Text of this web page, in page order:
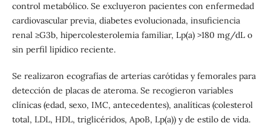
control metabólico. Se excluyeron pacientes con enfermedad
cardiovascular previa, diabetes evolucionada, insuficiencia
renal ≥G3b, hipercolesterolemia familiar, Lp(a) >180 mg/dL o
sin perfil lipídico reciente.
Se realizaron ecografías de arterias carótidas y femorales para
detección de placas de ateroma. Se recogieron variables
clínicas (edad, sexo, IMC, antecedentes), analíticas (colesterol
total, LDL, HDL, triglicéridos, ApoB, Lp(a)) y de estilo de vida.